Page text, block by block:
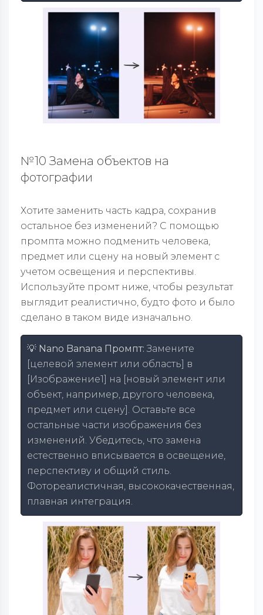
№10 Замена объектов на
фотографии
Хотите заменить часть кадра, сохранив
остальное без изменений? С помощью
промпта можно подменить человека,
предмет или сцену на новый элемент с
учетом освещения и перспективы.
Используйте промт ниже, чтобы результат
выглядит реалистично, будто фото и было
сделано в таком виде изначально.
💡 Nano Banana Промпт: Замените
[целевой элемент или область] в
[Изображение1] на [новый элемент или
объект, например, другого человека,
предмет или сцену]. Оставьте все
остальные части изображения без
изменений. Убедитесь, что замена
естественно вписывается в освещение,
перспективу и общий стиль.
Фотореалистичная, высококачественная,
плавная интеграция.